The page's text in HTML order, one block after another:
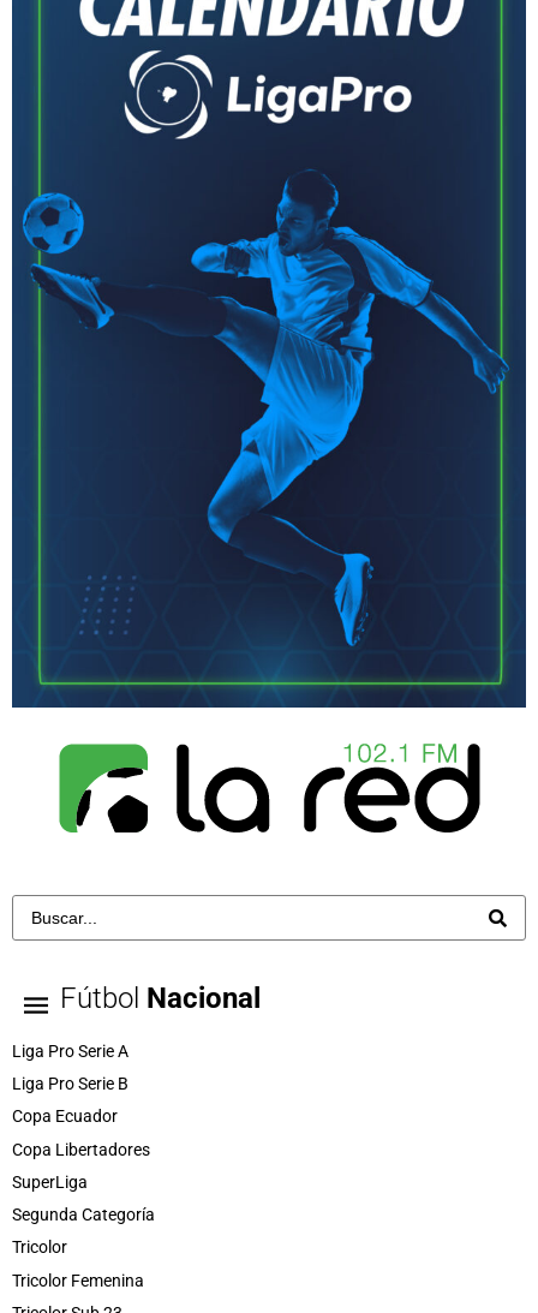
Fútbol Nacional
Liga Pro Serie A
Liga Pro Serie B
Copa Ecuador
Copa Libertadores
SuperLiga
Segunda Categoría
Tricolor
Tricolor Femenina